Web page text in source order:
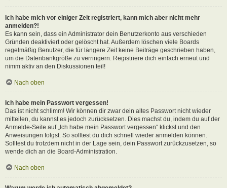
Ich habe mich vor einiger Zeit registriert, kann mich aber nicht mehr
anmelden?!
Es kann sein, dass ein Administrator dein Benutzerkonto aus verschieden
Gründen deaktiviert oder gelöscht hat. Außerdem löschen viele Boards
regelmäßig Benutzer, die für längere Zeit keine Beiträge geschrieben haben,
um die Datenbankgröße zu verringern. Registriere dich einfach erneut und
nimm aktiv an den Diskussionen teil!
Nach oben
Ich habe mein Passwort vergessen!
Das ist nicht schlimm! Wir können dir zwar dein altes Passwort nicht wieder
mitteilen, du kannst es jedoch zurücksetzen. Dies machst du, indem du auf der
Anmelde-Seite auf „Ich habe mein Passwort vergessen“ klickst und den
Anweisungen folgst. So solltest du dich schnell wieder anmelden können.
Solltest du trotzdem nicht in der Lage sein, dein Passwort zurückzusetzen, so
wende dich an die Board-Administration.
Nach oben